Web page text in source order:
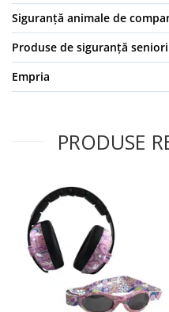
Siguranță animale de
Produse de siguranță seniori
Empria
PRODUSE